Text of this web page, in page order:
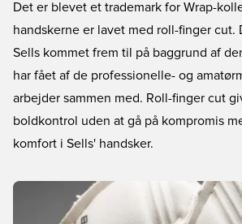
Det er blevet et trademark for Wrap-
handskerne er lavet med roll-finger cut.
Sells kommet frem til på baggrund af
har fået af de professionelle- og
arbejder sammen med. Roll-finger cut
boldkontrol uden at gå på kompromis
komfort i Sells' handsker.